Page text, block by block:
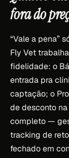
fora do
“Vale a pena”
Fly Vet
fidelidade: o
entrada pra
captação; o
de desconto
completo —
tracking de
fechado em